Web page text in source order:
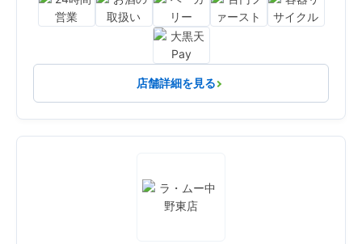
店舗詳細を見る